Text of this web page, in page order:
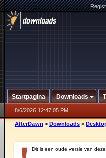
Startpagina Downloads
8/6/2026 12:47:05 PM
AfterDawn > Downloads >
Dit is een oude versie van